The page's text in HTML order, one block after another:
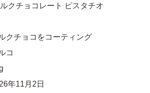
クチョコレート ピスタチオ
クチョコをコーティング
コ
年11月2日